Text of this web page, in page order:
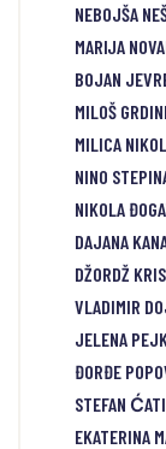
NEBOJŠA
MARIJA
BOJAN
MILOŠ
MILICA
NINO
NIKOLA
DAJANA
DŽORDŽ
VLADIMIR
JELENA
ĐORĐE
STEFAN
EKATERINA